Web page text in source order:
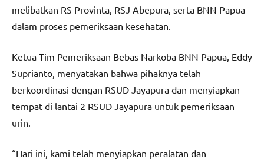
melibatkan RS Provinta, RSJ Abepura, serta BNN Papua
dalam proses pemeriksaan kesehatan.
Ketua Tim Pemeriksaan Bebas Narkoba BNN Papua, Eddy
Suprianto, menyatakan bahwa pihaknya telah
berkoordinasi dengan RSUD Jayapura dan menyiapkan
tempat di lantai 2 RSUD Jayapura untuk pemeriksaan
urin.
“Hari ini, kami telah menyiapkan peralatan dan